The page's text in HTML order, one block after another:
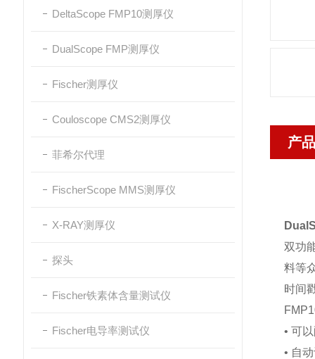
DeltaScope FMP10测厚仪
DualScope FMP测厚仪
Fischer测厚仪
Couloscope CMS2测厚仪
菲希尔代理
FischerScope MMS测厚仪
X-RAY测厚仪
探头
Fischer铁素体含量测试仪
Fischer电导率测试仪
产
双功
料等
时间
• 可
• 自